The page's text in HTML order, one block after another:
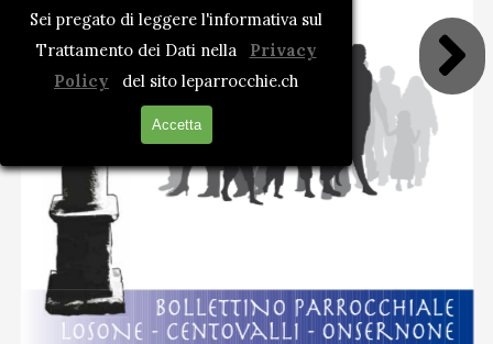
Sei pregato di leggere l'informativa sul
Trattamento dei Dati nella Privacy
Policy
del sito leparrocchie.ch
Accetta
BOLLETTINO PARROCCHIALE
LOSONE - centovalli - onsernone